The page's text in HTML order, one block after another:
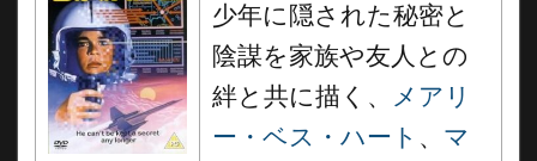
少年に隠された秘密と
陰謀を家族や友人との
絆と共に描く、
メアリ
ー・ベス・ハート 、 マ